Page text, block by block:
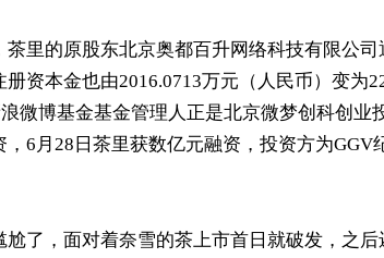
茶里的原股东北京奥都百升网络科技有限公
册资本金也由2016.0713万元（人民币）变为
微博基金基金管理人正是北京微梦创科创
，6月28日茶里获数亿元融资，投资方为
尬了，面对着奈雪的茶上市首日就破发，之